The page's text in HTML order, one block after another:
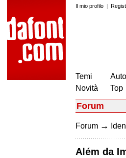
Il mio profilo |
Temi
Novità
Top
Forum
Forum →
Além da